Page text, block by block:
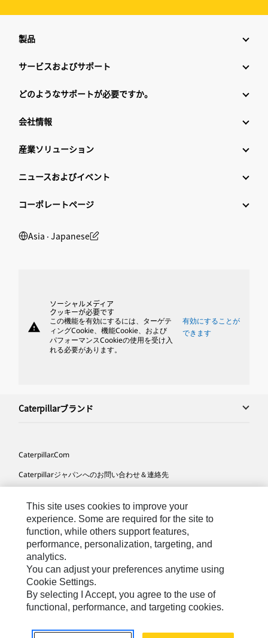
製品
サービスおよびサポート
どのようなサポートが必要ですか。
会社情報
産業ソリューション
ニュースおよびイベント
コーポレートページ
Asia ‧ Japanese
warning
ソーシャルメディア
クッキーが必要です
この機能を有効にするには、ターゲテ
ィングCookie、機能Cookie、および
パフォーマンスCookieの使用を受け入
れる必要があります。
有効にすることが
できます
Caterpillarブランド
Caterpillar.com
Caterpillarジャパンへのお問い合わせ＆連絡先
サイト･マップ
Cookie Settings
法的事項
プライバシー
Japanese
載を禁じます）
This site uses cookies to improve your
experience. Some are required for the site to
function, while others support features,
performance, personalization, targeting, and
analytics.
You can adjust your preferences anytime using
Cookie Settings.
By selecting I Accept, you agree to the use of
functional, performance, and targeting cookies.